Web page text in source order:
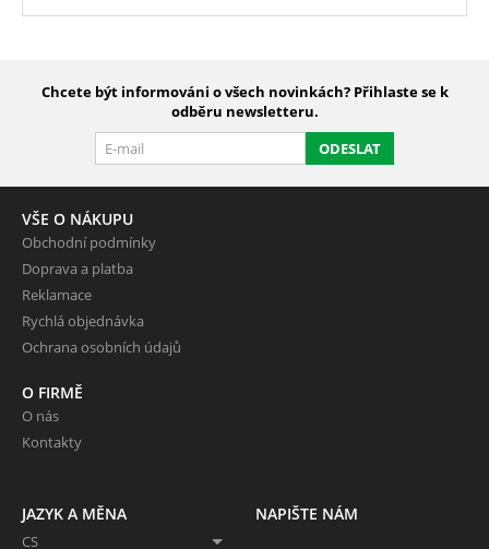
Chcete být informováni o všech novinkách? Přihlaste se k
odběru newsletteru.
ODESLAT
VŠE O NÁKUPU
Obchodní podmínky
Doprava a platba
Reklamace
Rychlá objednávka
Ochrana osobních údajů
O FIRMĚ
O nás
Kontakty
JAZYK A MĚNA
CS
NAPIŠTE NÁM